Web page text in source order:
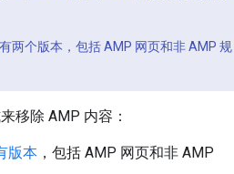
有两个版本，包括 AMP 网页和非 AMP 规
移除 AMP 内容：
版本 ，包括 AMP 网页和非 AMP